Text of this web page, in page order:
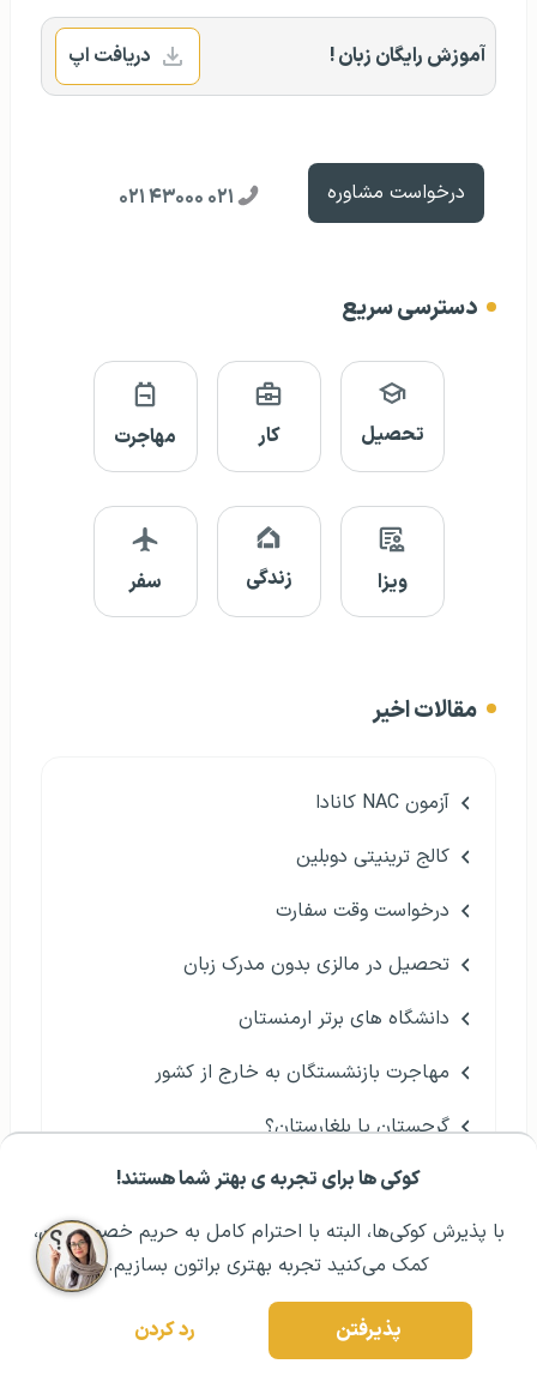
کوکی ها برای تجربه ی بهتر شما هستند!
با پذیرش کوکی‌ها، البته با احترام کامل به حریم خصوصیتون،
کمک می‌کنید تجربه بهتری براتون بسازیم.
پذیرفتن رد کردن
مشــاوره اولیه رایگان: ۰۲۱ ۴۳۰۰۰ ۰۲۱ رزرو مشاوره تخصصی
آموزش رایگان زبان ! دریافت اپ
درخواست مشاوره ۰۲۱ ۴۳۰۰۰ ۰۲۱
دسترسی سریع
تحصیل کار مهاجرت
ویزا زندگی سفر
مقالات اخیر
آزمون NAC کانادا
کالج ترینیتی دوبلین
درخواست وقت سفارت
تحصیل در مالزی بدون مدرک زبان
دانشگاه های برتر ارمنستان
مهاجرت بازنشستگان به خارج از کشور
گرجستان یا بلغارستان؟
مهاجرت دستیار دندانپزشک
فرصت مطالعاتی در کانادا
مهاجرت به اسپانیا یا کانادا؟